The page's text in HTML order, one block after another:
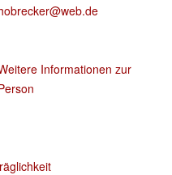
Informationen zur